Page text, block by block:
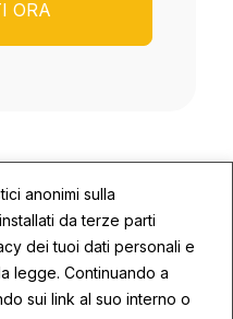
anonimi sulla
da terze parti
dei tuoi dati personali e
legge. Continuando a
sui link al suo interno o